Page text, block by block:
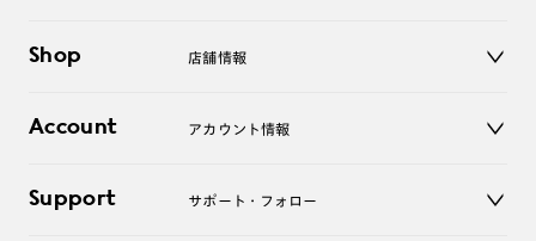
サングラス
コンタクトレンズ
アクセサリー
Shop 店舗情報
オンラインショップ
Account アカウント情報
ログアウト
Support サポート・フォロー